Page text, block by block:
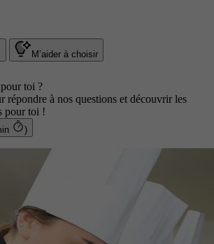
M’aider à choisir
toi ?
répondre à nos questions et découvrir les
pour toi !
(1min )